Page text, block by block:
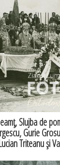
Slujba de
Gurie
Triteanu şi